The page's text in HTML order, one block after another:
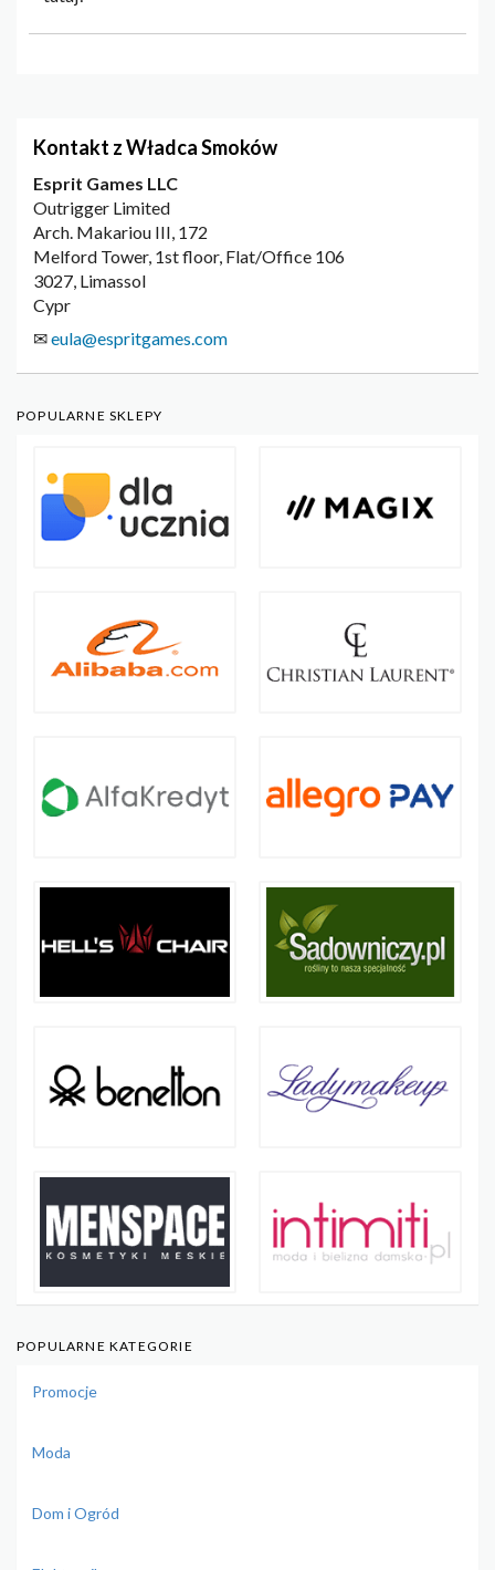
Kontakt z Władca Smoków
Esprit Games LLC
Outrigger Limited
Arch. Makariou III, 172
Melford Tower, 1st floor, Flat/Office 106
3027, Limassol
Cypr
✉eula@espritgames.com
POPULARNE SKLEPY
POPULARNE KATEGORIE
Promocje
Moda
Dom i Ogród